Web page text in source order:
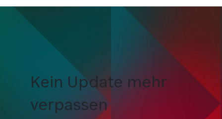
Kein Update mehr
verpassen